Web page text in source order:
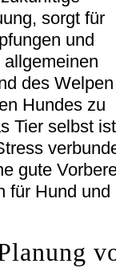
sorgt für
und
des Welpen
Hundes zu
Tier selbst
gute
für Hund